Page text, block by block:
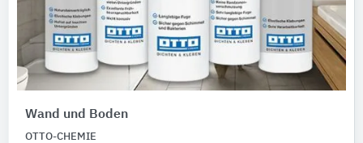
Wand und Boden
OTTO-CHEMIE